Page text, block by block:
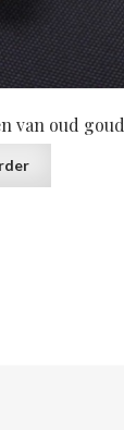
van oud goud